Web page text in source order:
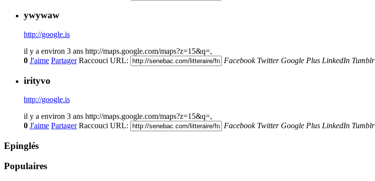
ywywaw
http://google.is
il y a environ 3 ans http://maps.google.com/maps?z=15&q=,
0 J'aime Partager Raccouci URL: Facebook Twitter Google Plus LinkedIn Tumblr
irityvo
http://google.is
il y a environ 3 ans http://maps.google.com/maps?z=15&q=,
0 J'aime Partager Raccouci URL: Facebook Twitter Google Plus LinkedIn Tumblr
Epinglés
Populaires